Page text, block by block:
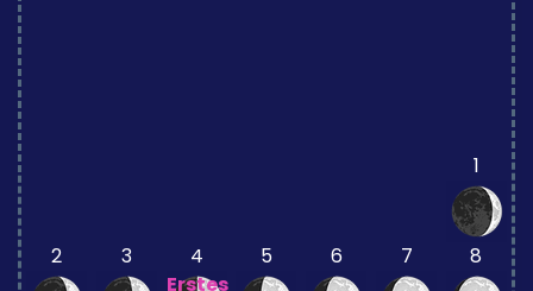
1
2 3
4
Erstes
5 6 7 8